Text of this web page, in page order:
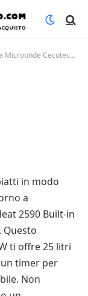
Cecotec GrandHeat
in modo
a
2590 Built-in
Questo
ti offre 25 litri
timer per
Non